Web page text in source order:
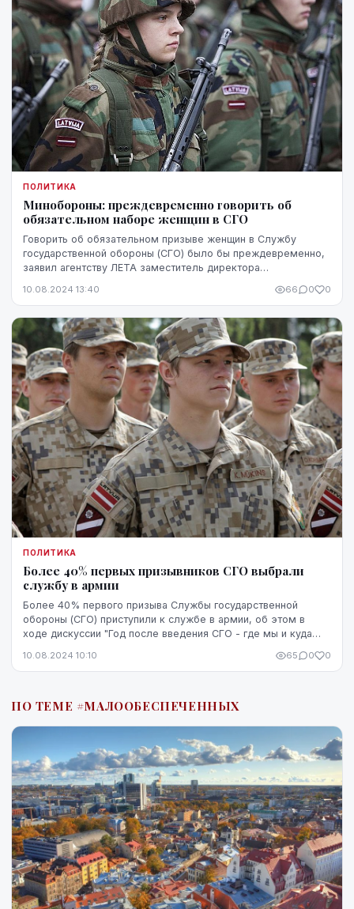
ПОЛИТИКА
Минобороны: преждевременно говорить об
обязательном наборе женщин в СГО
Говорить об обязательном призыве женщин в Службу
государственной обороны (СГО) было бы преждевременно,
заявил агентству ЛЕТА заместитель директора
10.08.2024 13:40 66 0 0
ПОЛИТИКА
Более 40% первых призывников СГО выбрали
службу в армии
Более 40% первого призыва Службы государственной
обороны (СГО) приступили к службе в армии, об этом в
ходе дискуссии "Год после введения СГО - где мы и куда
10.08.2024 10:10 65 0 0
ПО ТЕМЕ #МАЛООБЕСПЕЧЕННЫХ